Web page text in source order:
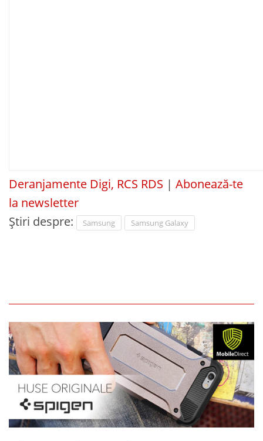
Deranjamente Digi, RCS RDS | Abonează-te
la newsletter
Știri despre:
Samsung Samsung Galaxy